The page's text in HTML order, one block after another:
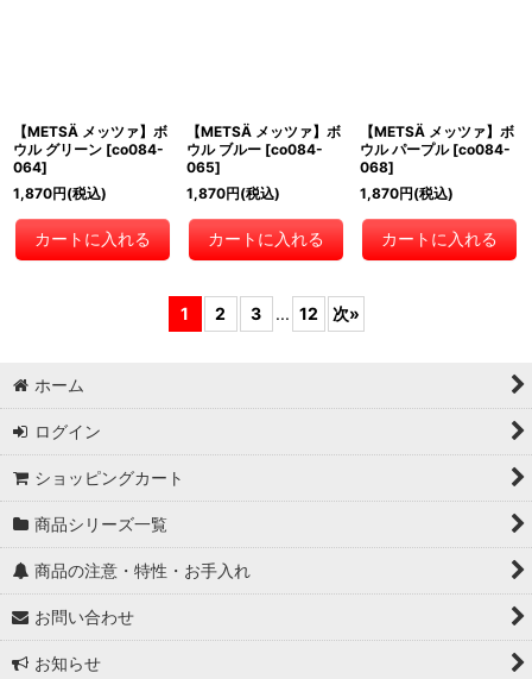
【METSÄ メッツァ】ボ
ウル グリーン [co084-
064]
1,870円(税込)
カートに入れる
【METSÄ メッツァ】ボ
ウル ブルー [co084-
065]
1,870円(税込)
カートに入れる
【METSÄ メッツァ】ボ
ウル パープル [co084-
068]
1,870円(税込)
カートに入れる
1 2 3 ... 12 次»
ホーム
ログイン
ショッピングカート
商品シリーズ一覧
商品の注意・特性・お手入れ
お問い合わせ
お知らせ